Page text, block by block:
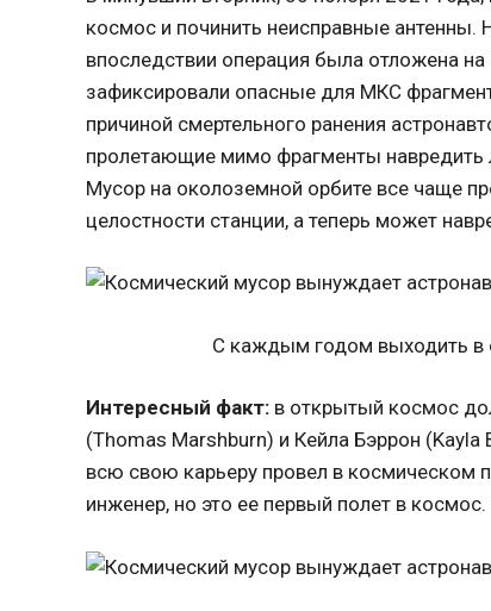
космос и починить неисправные
впоследствии операция была отложена
зафиксировали опасные для МКС
причиной смертельного ранения
пролетающие мимо фрагменты навредить
Мусор на околоземной орбите все чаще
целостности станции, а теперь может
С каждым годом выходить в
Интересный факт: в открытый космос
(Thomas Marshburn) и Кейла Бэррон
всю свою карьеру провел в космическом
инженер, но это ее первый полет в